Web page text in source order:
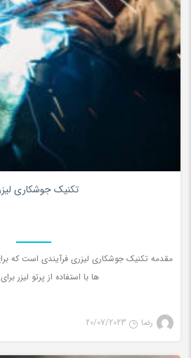
تکنیک جوشکاری
مقدمه تکنیک جوشکاری لیزری فرآیندی است که
ها با استفاده از پرتو لیزر
رضا 20/07/2023